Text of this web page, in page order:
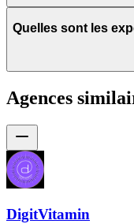
Quelles sont les
Agences
DigitVitamin